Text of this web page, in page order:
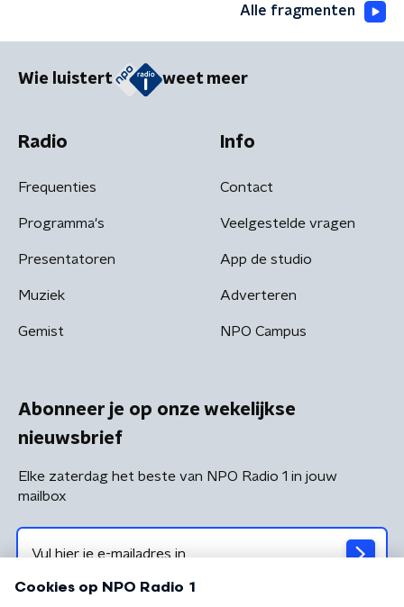
Alle fragmenten
Wie luistert weet meer
Radio
Frequenties
Programma's
Presentatoren
Muziek
Gemist
Info
Contact
Veelgestelde vragen
App de studio
Adverteren
NPO Campus
Abonneer je op onze wekelijkse
nieuwsbrief
Elke zaterdag het beste van NPO Radio 1 in jouw
mailbox